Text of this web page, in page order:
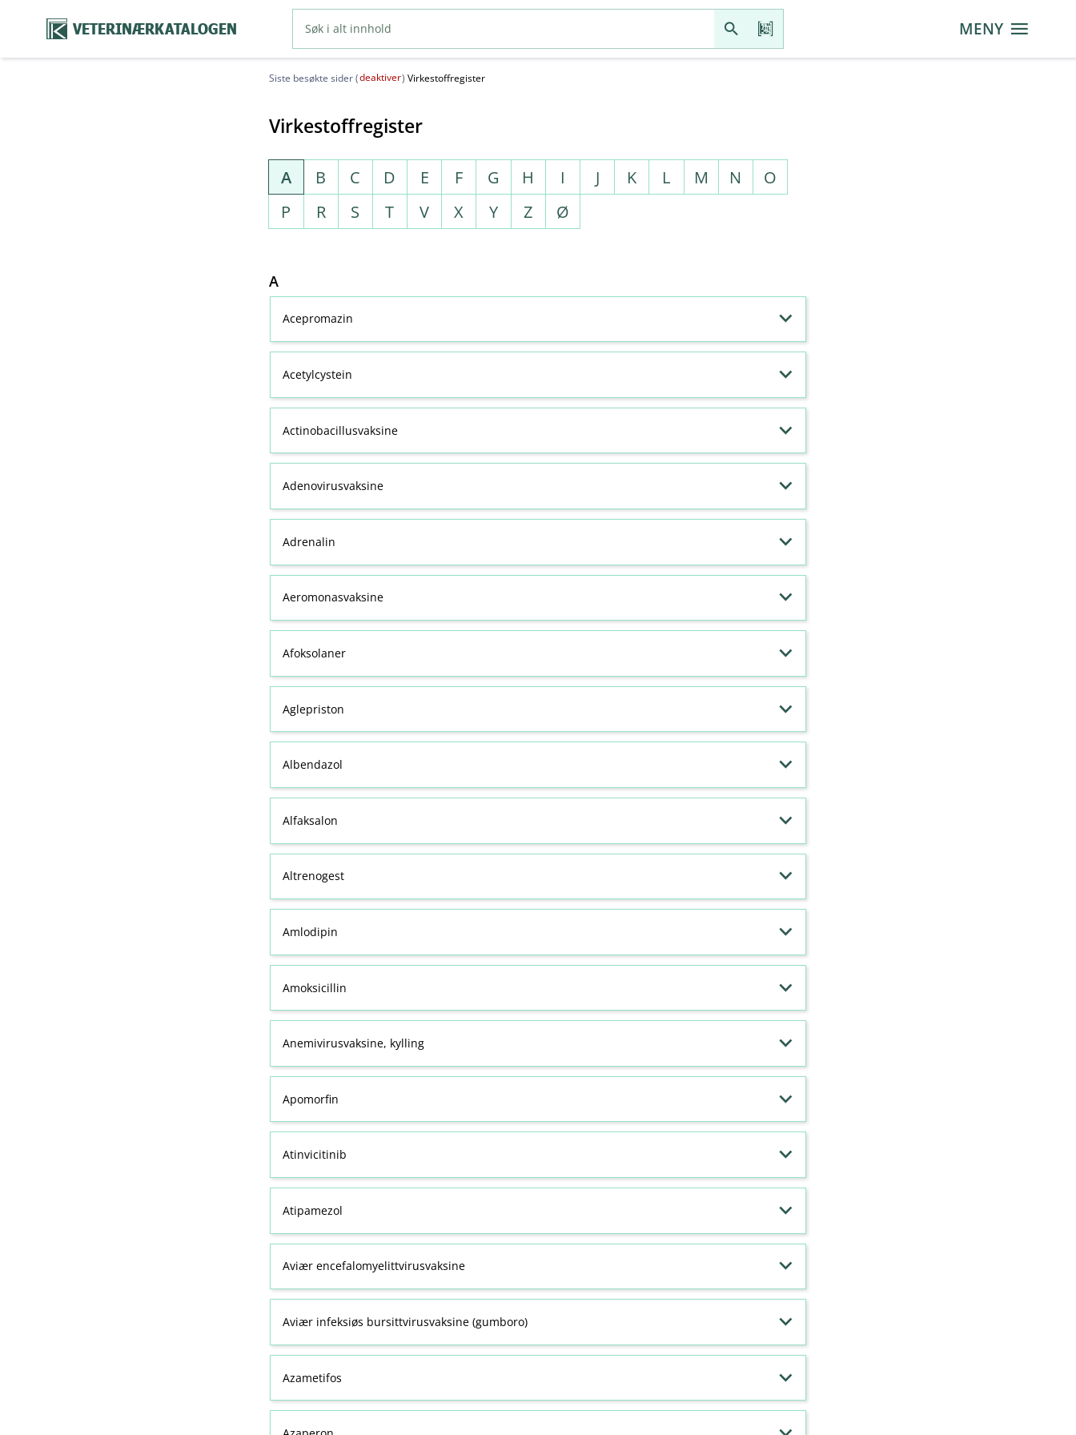
VETERINÆRKATALOGEN MENY
Siste besøkte sider (deaktiver) Virkestoffregister
Virkestoffregister
A B C D E F G H I J K L M N
O
P
R S T V X Y Z Ø
A
Acepromazin
Acetylcystein
Actinobacillusvaksine
Adenovirusvaksine
Adrenalin
Aeromonasvaksine
Afoksolaner
Aglepriston
Albendazol
Alfaksalon
Altrenogest
Amlodipin
Amoksicillin
Anemivirusvaksine, kylling
Apomorfin
Atinvicitinib
Atipamezol
Aviær encefalomyelittvirusvaksine
Aviær infeksiøs bursittvirusvaksine (gumboro)
Azametifos